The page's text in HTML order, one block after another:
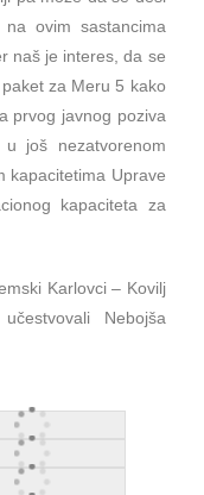
ovim sastancima
naš je interes, da se
za Meru 5 kako
prvog javnog poziva
još nezatvorenom
kapacitetima Uprave
kapaciteta za
Karlovci – Kovilj
Nebojša